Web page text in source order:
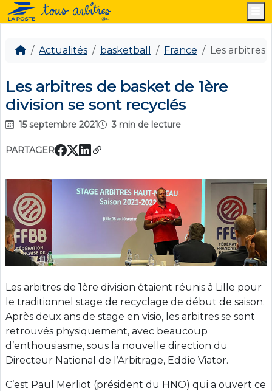
Actualités basketball France Les arbitres
Les arbitres de basket de 1ère
division se sont recyclés
15 septembre 2021 3 min de lecture
PARTAGER
Les arbitres de 1ère division étaient réunis à Lille pour
le traditionnel stage de recyclage de début de saison.
Après deux ans de stage en visio, les arbitres se sont
retrouvés physiquement, avec beaucoup
d’enthousiasme, sous la nouvelle direction du
Directeur National de l’Arbitrage, Eddie Viator.
C’est Paul Merliot (président du HNO) qui a ouvert ce